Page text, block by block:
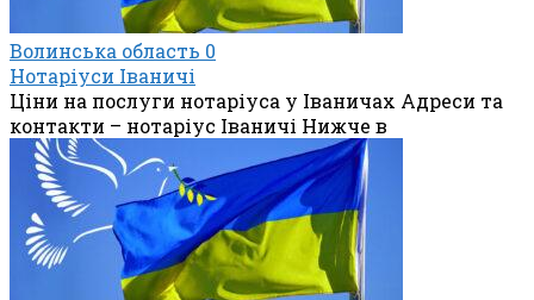
Волинська область 0
Нотаріуси Іваничі
Ціни на послуги нотаріуса у Іваничах Адреси та
контакти – нотаріус Іваничі Нижче в